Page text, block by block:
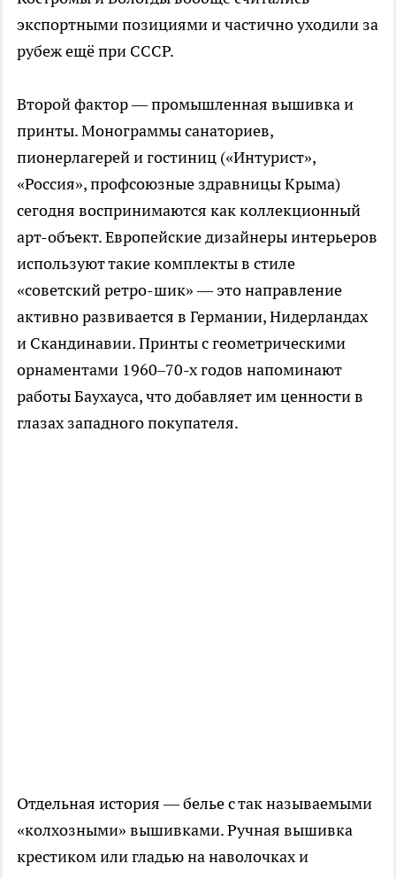
экспортными позициями и частично уходили за
рубеж ещё при СССР.
Второй фактор — промышленная вышивка и
принты. Монограммы санаториев,
пионерлагерей и гостиниц («Интурист»,
«Россия», профсоюзные здравницы Крыма)
сегодня воспринимаются как коллекционный
арт-объект. Европейские дизайнеры интерьеров
используют такие комплекты в стиле
«советский ретро-шик» — это направление
активно развивается в Германии, Нидерландах
и Скандинавии. Принты с геометрическими
орнаментами 1960–70-х годов напоминают
работы Баухауса, что добавляет им ценности в
глазах западного покупателя.
Отдельная история — белье с так называемыми
«колхозными» вышивками. Ручная вышивка
крестиком или гладью на наволочках и